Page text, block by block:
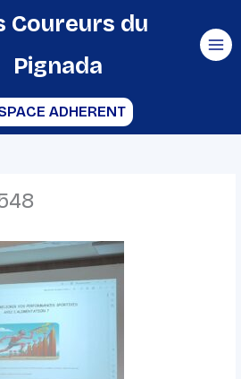
Coureurs du
Pignada
ADHERENT